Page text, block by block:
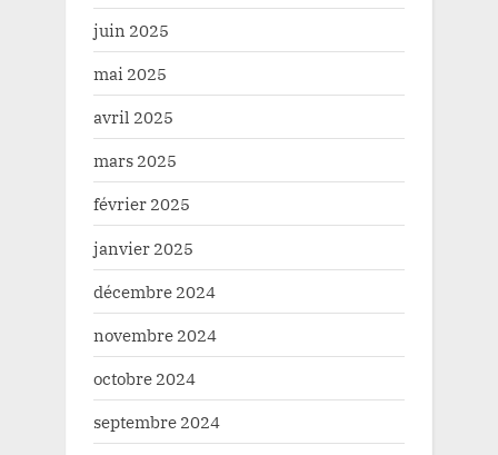
juin 2025
mai 2025
avril 2025
mars 2025
février 2025
janvier 2025
décembre 2024
novembre 2024
octobre 2024
septembre 2024